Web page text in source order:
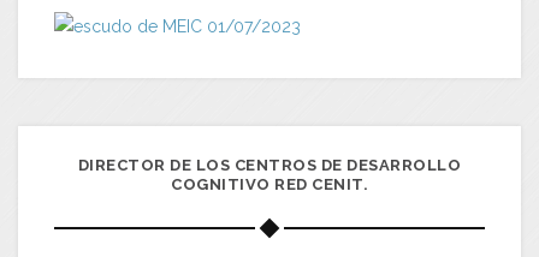
DIRECTOR DE LOS CENTROS DE DESARROLLO
COGNITIVO RED CENIT.